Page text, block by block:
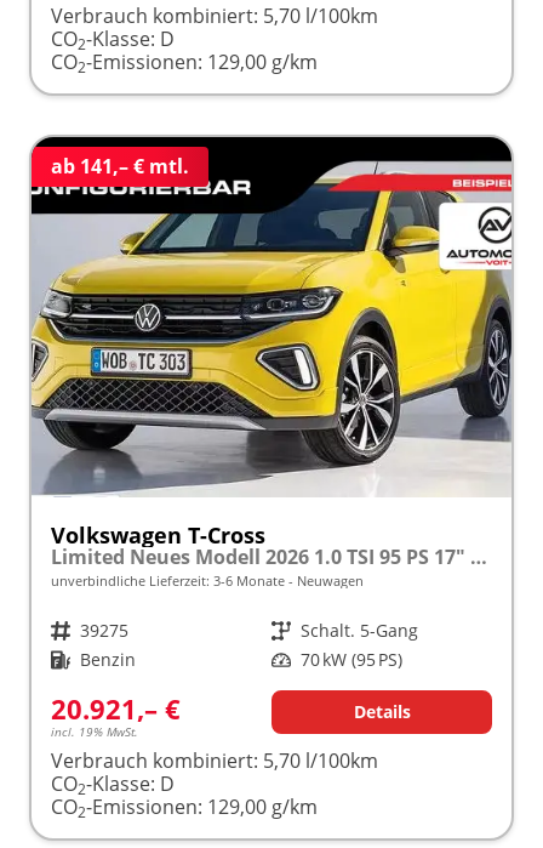
Verbrauch kombiniert: 5,70 l/100km
CO2-Klasse: D
CO2-Emissionen: 129,00 g/km
ab 141,– € mtl.
Volkswagen T-Cross
Limited Neues Modell 2026 1.0 TSI 95 PS 17" Kamera, Alu, Parksensoren vo/hi, LED-Scheinwerfer, Radio Composition 8", App-Connect, Klima, M-Lederlenkrad, Digitales Cockpit, Müdigkeitserkennung, Dachreling, Lane Assist, Armlehne vorn
unverbindliche Lieferzeit: 3-6 Monate Neuwagen
Fahrzeugnr. 39275 Getriebe Schalt. 5-Gang
Kraftstoff Benzin Leistung 70 kW (95 PS)
20.921,– €
incl. 19% MwSt.
Details
Verbrauch kombiniert: 5,70 l/100km
CO2-Klasse: D
CO2-Emissionen: 129,00 g/km